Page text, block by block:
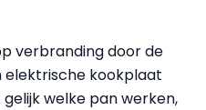
verbranding door de
elektrische kookplaat
welke pan werken,